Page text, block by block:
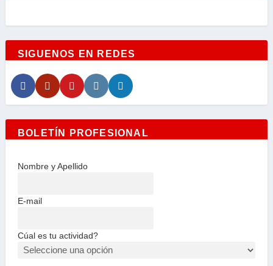
SIGUENOS EN REDES
BOLETÍN PROFESIONAL
Nombre y Apellido
E-mail
Cúal es tu actividad?